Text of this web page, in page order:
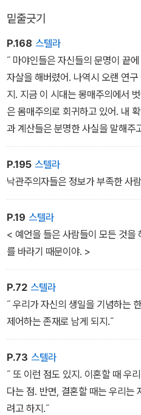
실제의 생각을 들을 줄 알아야 한단
반대의 것을 말하지. 또 원하는 것
을 지지하고, 친구들의 길은 막아
고, 때리는 손은 쓰다듬는단다. 인
할 수 있는 존재라는 사실을 깨닫기
을 파악할 수 있게 된단다.」
- 1권
5%>를 표시한다.
카운트다운은 거의 막바지에 다다
「뭐라도 좀 해봐!」 에스메랄다가
<5초 후 사망 확률: 91%>.
그들에게 1초 1초가 이렇게 길게
3, 2, 1….
타이머가 0을 가리켰을 때, 조그만
지면서 깜빡거리기 시작한다. 펌프
세 개의 튜브로부터 녹색 액체가 빠
면서 노즐 쪽으로 흘러간다.
카산드라의 손목시계는 이렇게
그녀는 두 눈을 감아 버린다.
- 2권
밑줄긋기
P.168 스텔라
˝ 마야인들은 자신들의 문명이 끝
자살을 해버렸어. 나역시 오랜 연
지. 지금 이 시대는 몽매주의에서
은 몸매주의로 회귀하고 있어. 내
과 계산들은 분명한 사실을 말해주
를 기다리고 있으며, 아무것도 그
도! 마야인들은인류의 종말을 2012
대로 이루어질 거야. ˝
다니엘은 다시 입을 다문다. 오지
람처럼. 그러고는 다시 말을 잇는다.
룸에 해가 뜨는 시각에 끝나, 별들
는 순간으로, 2만 6천 년에 한 번
가 되면 도처에서 지진이 일어나게
한 줄기 번개가 하늘을 밝히자 빌딩
˝ 내 생각으로는 이 운명의 날에 앞
P.195 스텔라
낙관주의자들은 정보가 부족한 사
P.19 스텔라
< 예언을 들은 사람들이 모든 것을
를 바라기 때문이야. >
P.72 스텔라
˝ 우리가 자신의 생일을 기념하는
제어하는 존재로 남게 되지.˝
P.73 스텔라
˝ 또 이런 점도 있지. 이혼할 때 우
다는 점. 반면, 결혼할 때는 우리는
려고 하지.˝